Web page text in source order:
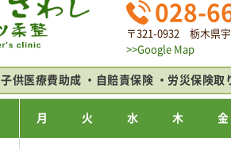
028-
〒321-0932 栃木県
>>Google Map
子供医療費助成 自賠責保険 労災保険取
月 火 水 木 金